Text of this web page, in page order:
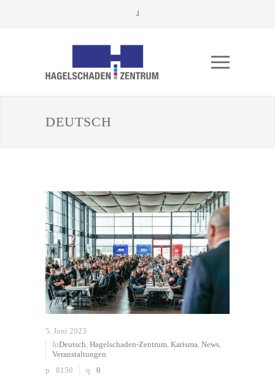
DEUTSCH
5. Juni 2023
InDeutsch, Hagelschaden-Zentrum, Karisma, News,
Veranstaltungen
8150
0